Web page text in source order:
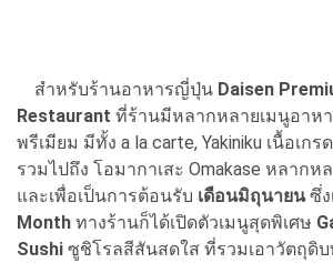
สำหรับร้านอาหารญี่ปุ่น Daisen
Restaurant ที่ร้านมีหลากหลายเมนูอาห
พรีเมียม มีทั้ง a la carte, Yakiniku เนื้อเก
รวมไปถึง โอมากาเสะ Omakase หลากห
และเพื่อเป็นการต้อนรับ เดือนมิถุนายนซึ่ง
Month ทางร้านก็ได้เปิดตัวเมนูสุดพิเศษ
Sushi ซูชิโรลสีสันสดใส ที่รวมเอาวัตถุดิ